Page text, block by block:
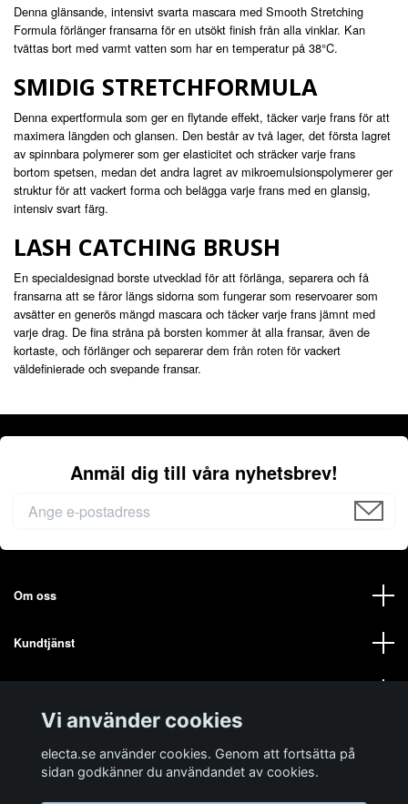
Denna glänsande, intensivt svarta mascara med Smooth Stretching
Formula förlänger fransarna för en utsökt finish från alla vinklar. Kan
tvättas bort med varmt vatten som har en temperatur på 38°C.
SMIDIG STRETCHFORMULA
Denna expertformula som ger en flytande effekt, täcker varje frans för att
maximera längden och glansen. Den består av två lager, det första lagret
av spinnbara polymerer som ger elasticitet och sträcker varje frans
bortom spetsen, medan det andra lagret av mikroemulsionspolymerer ger
struktur för att vackert forma och belägga varje frans med en glansig,
intensiv svart färg.
LASH CATCHING BRUSH
En specialdesignad borste utvecklad för att förlänga, separera och få
fransarna att se fåror längs sidorna som fungerar som reservoarer som
avsätter en generös mängd mascara och täcker varje frans jämnt med
varje drag. De fina stråna på borsten kommer åt alla fransar, även de
kortaste, och förlänger och separerar dem från roten för vackert
väldefinierade och svepande fransar.
Anmäl dig till våra nyhetsbrev!
Om oss
Kundtjänst
Vi använder cookies
electa.se använder cookies. Genom att fortsätta på
sidan godkänner du användandet av cookies.